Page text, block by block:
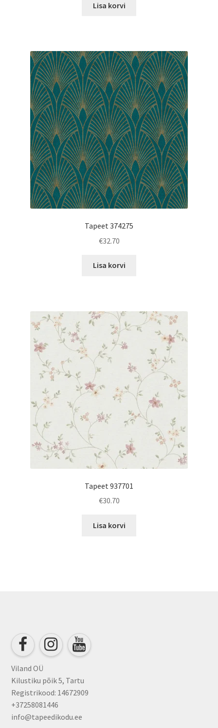
Lisa korvi
Tapeet 374275
€32.70
Lisa korvi
Tapeet 937701
€30.70
Lisa korvi
Viland OÜ
Kilustiku põik 5, Tartu
Registrikood: 14672909
+37258081446
info@tapeedikodu.ee